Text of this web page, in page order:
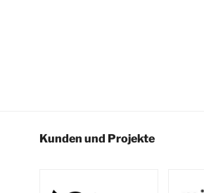
Kunden und Projekte